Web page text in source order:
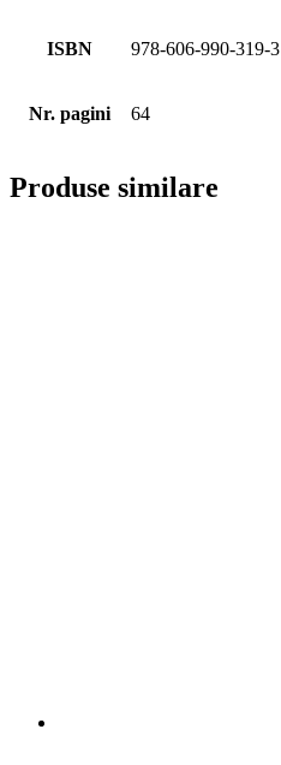
ISBN 978-606-990-319-3
Nr. pagini 64
Produse similare